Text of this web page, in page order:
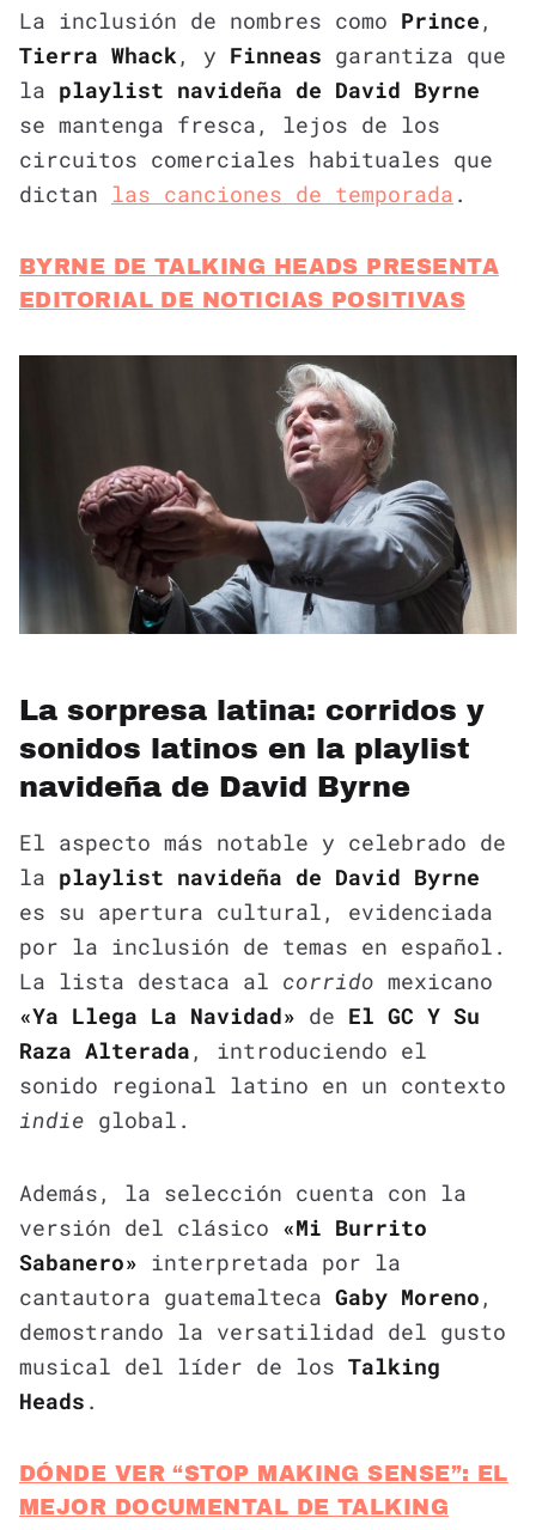
La inclusión de nombres como Prince ,
Tierra Whack , y Finneas garantiza que
la playlist navideña de David Byrne
se mantenga fresca, lejos de los
circuitos comerciales habituales que
dictan las canciones de temporada .
BYRNE DE TALKING HEADS PRESENTA
EDITORIAL DE NOTICIAS POSITIVAS
La sorpresa latina: corridos y
sonidos latinos en la playlist
navideña de David Byrne
El aspecto más notable y celebrado de
la playlist navideña de David Byrne
es su apertura cultural, evidenciada
por la inclusión de temas en español.
La lista destaca al corrido mexicano
«Ya Llega La Navidad» de El GC Y Su
Raza Alterada , introduciendo el
sonido regional latino en un contexto
indie global.
Además, la selección cuenta con la
versión del clásico «Mi Burrito
Sabanero» interpretada por la
cantautora guatemalteca Gaby Moreno ,
demostrando la versatilidad del gusto
musical del líder de los Talking
Heads .
DÓNDE VER “STOP MAKING SENSE”: EL
MEJOR DOCUMENTAL DE TALKING